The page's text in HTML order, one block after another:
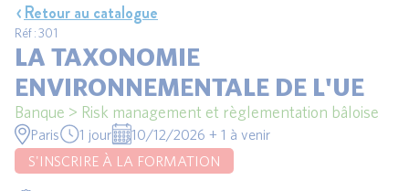
Retour au catalogue
Réf : 301
LA TAXONOMIE
ENVIRONNEMENTALE DE L'UE
Banque > Risk management et règlementation bâloise
Paris 1 jour
10/12/2026 + 1 à venir
S'INSCRIRE À LA FORMATION